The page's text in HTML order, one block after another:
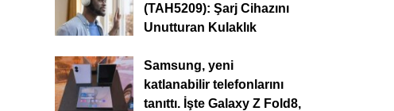
(TAH5209): Şarj Cihazını
Unutturan Kulaklık
Samsung, yeni
katlanabilir telefonlarını
tanıttı. İşte Galaxy Z Fold8,